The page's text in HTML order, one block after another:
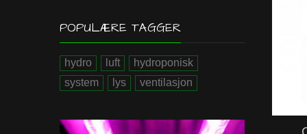
POPULÆRE TAGGER
hydro luft
hydroponisk
system
lys ventilasjon